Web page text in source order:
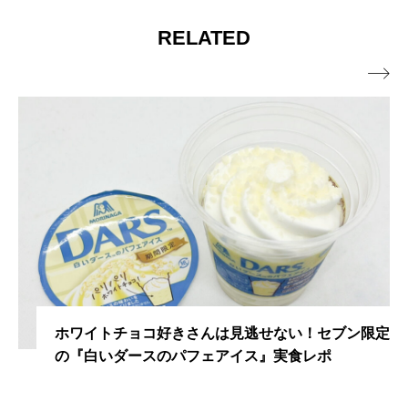
RELATED
ホワイトチョコ好きさんは見逃せない！セブン限定
の『白いダースのパフェアイス』実食レポ
